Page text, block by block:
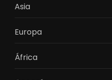
Asia
Europa
África